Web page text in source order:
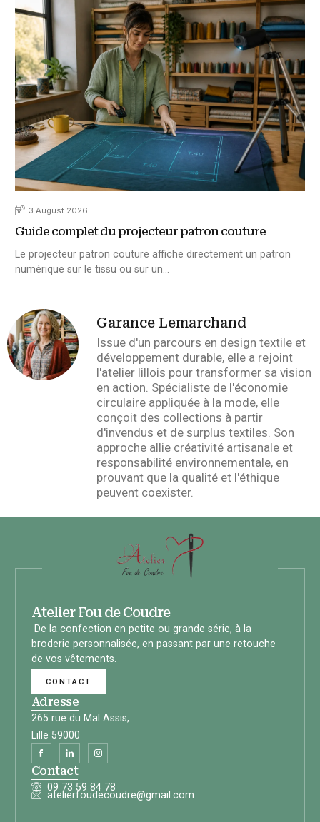
3 August 2026
Guide complet du projecteur patron couture
Le projecteur patron couture affiche directement un patron
numérique sur le tissu ou sur un…
Garance Lemarchand
Issue d'un parcours en design textile et
développement durable, elle a rejoint
l'atelier lillois pour transformer sa vision
en action. Spécialiste de l'économie
circulaire appliquée à la mode, elle
conçoit des collections à partir
d'invendus et de surplus textiles. Son
approche allie créativité artisanale et
responsabilité environnementale, en
prouvant que la qualité et l'éthique
peuvent coexister.
Atelier Fou de Coudre
De la confection en petite ou grande série, à la
broderie personnalisée, en passant par une retouche
de vos vêtements.
CONTACT
Adresse
265 rue du Mal Assis,
Lille 59000
Contact
09 73 59 84 78
atelierfoudecoudre@gmail.com